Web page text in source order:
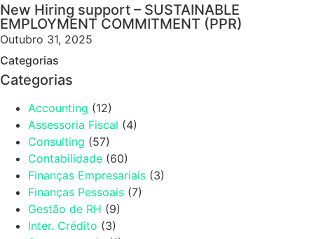
New Hiring support – SUSTAINABLE
EMPLOYMENT COMMITMENT (PPR)
Outubro 31, 2025
Categorias
Categorias
Accounting (12)
Assessoria Fiscal (4)
Consulting (57)
Contabilidade (60)
Finanças Empresariais (3)
Finanças Pessoais (7)
Gestão de RH (9)
Inter. Crédito (3)